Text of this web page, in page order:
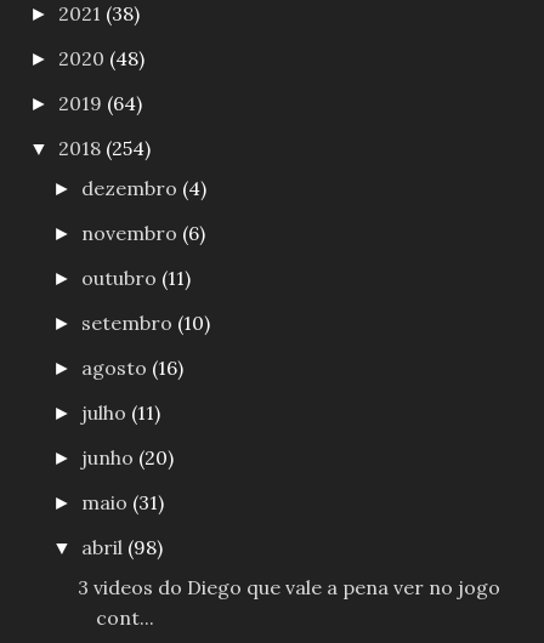
► 2021 (38)
► 2020 (48)
► 2019 (64)
▼ 2018 (254)
► dezembro (4)
► novembro (6)
► outubro (11)
► setembro (10)
► agosto (16)
► julho (11)
► junho (20)
► maio (31)
▼ abril (98)
3 videos do Diego que vale a pena ver no jogo
cont...